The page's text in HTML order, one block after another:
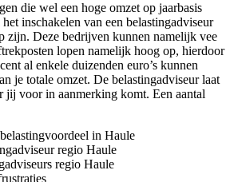
die wel een hoge omzet op jaarbasis
inschakelen van een belastingadviseur
zijn. Deze bedrijven kunnen namelijk vee
lopen namelijk hoog op, hierdoor
al enkele duizenden euro’s kunnen
je totale omzet. De belastingadviseur laat
jij voor in aanmerking komt. Een aantal
in Haule
regio Haule
regio Haule